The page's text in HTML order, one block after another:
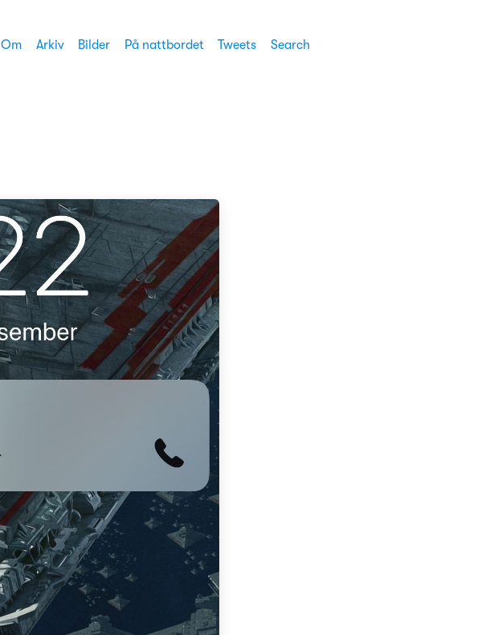
Om Arkiv Bilder På nattbordet Tweets Search